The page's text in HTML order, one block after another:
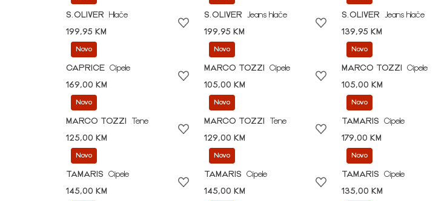
S.OLIVER
Hlače
199,95 KM
S.OLIVER
Jeans hlače
199,95 KM
S.OLIVER
Jeans hlače
139,95 KM
Novo
CAPRICE Cipele
169,00 KM
Novo
MARCO TOZZI
Cipele
105,00 KM
Novo
MARCO TOZZI
Cipele
105,00 KM
Novo
MARCO TOZZI
Tene
125,00 KM
Novo
MARCO TOZZI
Tene
129,00 KM
Novo
TAMARIS
Cipele
179,00 KM
Novo
TAMARIS
Cipele
145,00 KM
Novo
TAMARIS
Cipele
145,00 KM
Novo
TAMARIS
Cipele
135,00 KM